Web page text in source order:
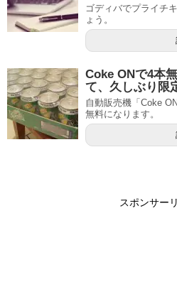
ゴディバでプライチ
ょう。
Coke ONで4本
て、久しぶり限
自動販売機「Coke
無料になります。
スポンサー